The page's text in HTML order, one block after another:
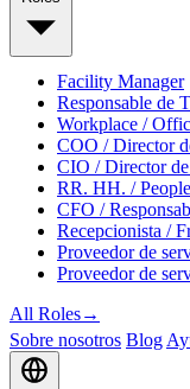
Facility Manager
Responsable de
Workplace /
COO / Director
CIO / Director
RR. HH. /
CFO /
Recepcionista /
Proveedor de
Proveedor de
All Roles→
Sobre nosotros Blog